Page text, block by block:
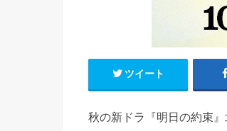
ツイート
秋の新ドラ『明日の約束